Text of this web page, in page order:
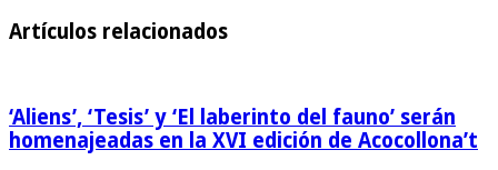
Artículos relacionados
‘Aliens’, ‘Tesis’ y ‘El laberinto del fauno’ serán
homenajeadas en la XVI edición de Acocollona’t